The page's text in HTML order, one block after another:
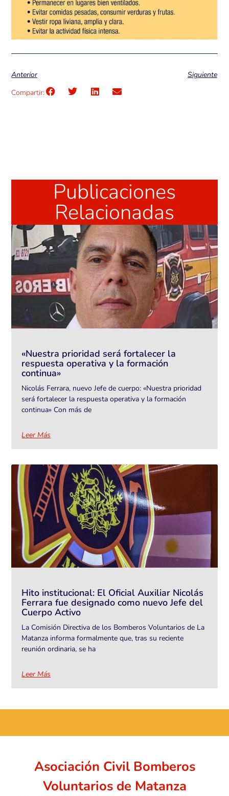
Anterior
Siguiente
Compartir:
Publicaciones
Relacionadas
«Nuestra prioridad será fortalecer la
respuesta operativa y la formación
continua»
Nicolás Ferrara, nuevo Jefe de cuerpo: «Nuestra prioridad
será fortalecer la respuesta operativa y la formación
continua» Con más de
Leer Más
Hito institucional: El Oficial Auxiliar Nicolás
Ferrara fue designado como nuevo Jefe del
Cuerpo Activo
La Comisión Directiva de los Bomberos Voluntarios de La
Matanza informa formalmente que, tras su reciente
reunión ordinaria, se ha
Leer Más
Asociación Civil Bomberos
Voluntarios de Matanza